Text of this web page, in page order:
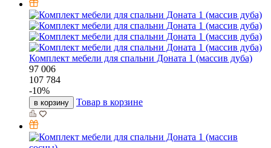
Комплект мебели для спальни Доната 1 (массив дуба)
97 006
107 784
-10%
в корзину Товар в корзине